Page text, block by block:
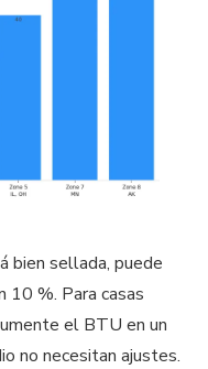
bien sellada, puede
10 %. Para casas
el BTU en un
no necesitan ajustes.